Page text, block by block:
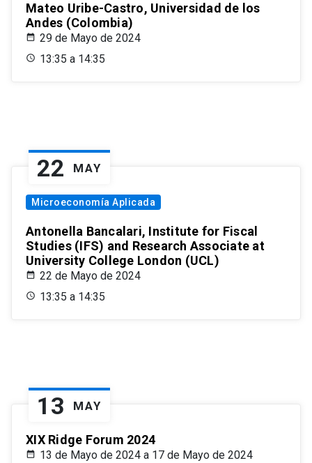
Mateo Uribe-Castro, Universidad de los
Andes (Colombia)
29 de Mayo de 2024
13:35 a 14:35
22 MAY
Microeconomía Aplicada
Antonella Bancalari, Institute for Fiscal
Studies (IFS) and Research Associate at
University College London (UCL)
22 de Mayo de 2024
13:35 a 14:35
13 MAY
XIX Ridge Forum 2024
13 de Mayo de 2024 a 17 de Mayo de 2024